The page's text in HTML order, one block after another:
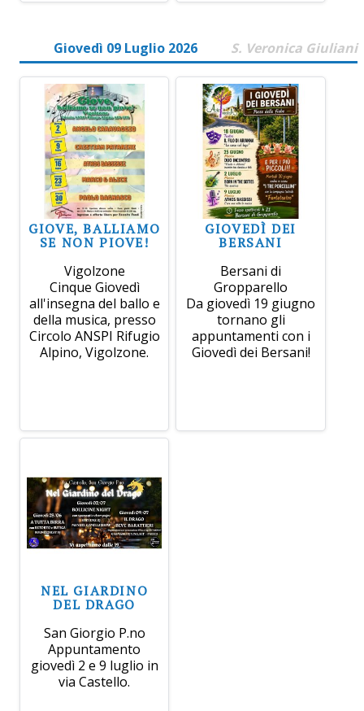
Giovedì 09 Luglio 2026 S. Veronica Giuliani
GIOVE, BALLIAMO
SE NON PIOVE!
Vigolzone
Cinque Giovedì
all'insegna del ballo e
della musica, presso
Circolo ANSPI Rifugio
Alpino, Vigolzone.
GIOVEDÌ DEI
BERSANI
Bersani di
Gropparello
Da giovedì 19 giugno
tornano gli
appuntamenti con i
Giovedì dei Bersani!
NEL GIARDINO
DEL DRAGO
San Giorgio P.no
Appuntamento
giovedì 2 e 9 luglio in
via Castello.